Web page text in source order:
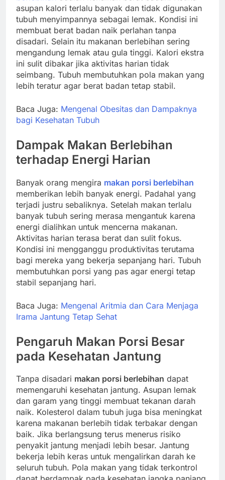
asupan kalori terlalu banyak dan tidak digunakan
tubuh menyimpannya sebagai lemak. Kondisi ini
membuat berat badan naik perlahan tanpa
disadari. Selain itu makanan berlebihan sering
mengandung lemak atau gula tinggi. Kalori ekstra
ini sulit dibakar jika aktivitas harian tidak
seimbang. Tubuh membutuhkan pola makan yang
lebih teratur agar berat badan tetap stabil.
Baca Juga: Mengenal Obesitas dan Dampaknya
bagi Kesehatan Tubuh
Dampak Makan Berlebihan
terhadap Energi Harian
Banyak orang mengira makan porsi berlebihan
memberikan lebih banyak energi. Padahal yang
terjadi justru sebaliknya. Setelah makan terlalu
banyak tubuh sering merasa mengantuk karena
energi dialihkan untuk mencerna makanan.
Aktivitas harian terasa berat dan sulit fokus.
Kondisi ini mengganggu produktivitas terutama
bagi mereka yang bekerja sepanjang hari. Tubuh
membutuhkan porsi yang pas agar energi tetap
stabil sepanjang hari.
Baca Juga: Mengenal Aritmia dan Cara Menjaga
Irama Jantung Tetap Sehat
Pengaruh Makan Porsi Besar
pada Kesehatan Jantung
Tanpa disadari makan porsi berlebihan dapat
memengaruhi kesehatan jantung. Asupan lemak
dan garam yang tinggi membuat tekanan darah
naik. Kolesterol dalam tubuh juga bisa meningkat
karena makanan berlebih tidak terbakar dengan
baik. Jika berlangsung terus menerus risiko
penyakit jantung menjadi lebih besar. Jantung
bekerja lebih keras untuk mengalirkan darah ke
seluruh tubuh. Pola makan yang tidak terkontrol